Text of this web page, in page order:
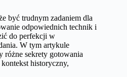
być trudnym zadaniem dla
odpowiednich technik i
do perfekcji w
W tym artykule
różne sekrety gotowania
historyczny,